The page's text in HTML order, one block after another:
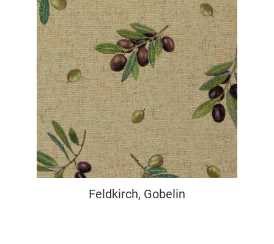
Feldkirch, Gobelin